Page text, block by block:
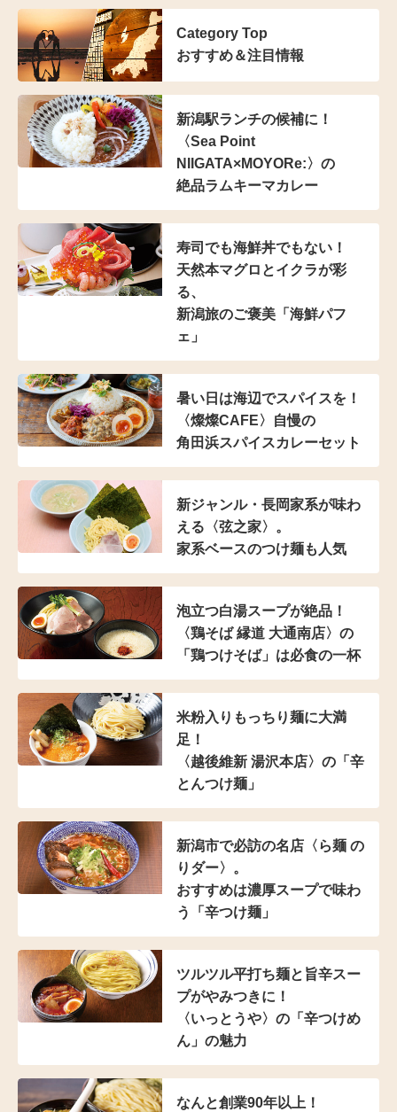
Category Top
おすすめ＆注目情報
新潟駅ランチの候補に！
〈Sea Point
NIIGATA×MOYORe:〉の
絶品ラムキーマカレー
寿司でも海鮮丼でもない！
天然本マグロとイクラが彩
る、
新潟旅のご褒美「海鮮パフ
ェ」
暑い日は海辺でスパイスを！
〈燦燦CAFE〉自慢の
角田浜スパイスカレーセット
新ジャンル・長岡家系が味わ
える〈弦之家〉。
家系ベースのつけ麺も人気
泡立つ白湯スープが絶品！
〈鶏そば 縁道 大通南店〉の
「鶏つけそば」は必食の一杯
米粉入り もっちり麺に大満
足！
〈越後維新 湯沢本店〉の 「辛
とんつけ麺」
新潟市で必訪の名店 〈ら麺 の
りダー〉。
おすすめは濃厚スープで味わ
う「辛つけ麺」
ツルツル平打ち麺と 旨辛スー
プがやみつきに！
〈いっとうや〉の 「辛つけめ
ん」の魅力
なんと創業90年以上！